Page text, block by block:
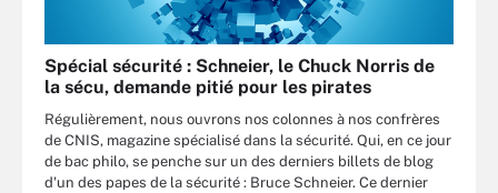
Spécial sécurité : Schneier, le Chuck Norris de
la sécu, demande pitié pour les pirates
Régulièrement, nous ouvrons nos colonnes à nos confrères
de CNIS, magazine spécialisé dans la sécurité. Qui, en ce jour
de bac philo, se penche sur un des derniers billets de blog
d'un des papes de la sécurité : Bruce Schneier. Ce dernier